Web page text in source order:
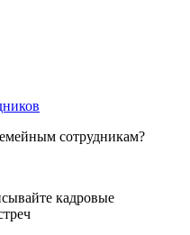
сотрудникам?
кадровые